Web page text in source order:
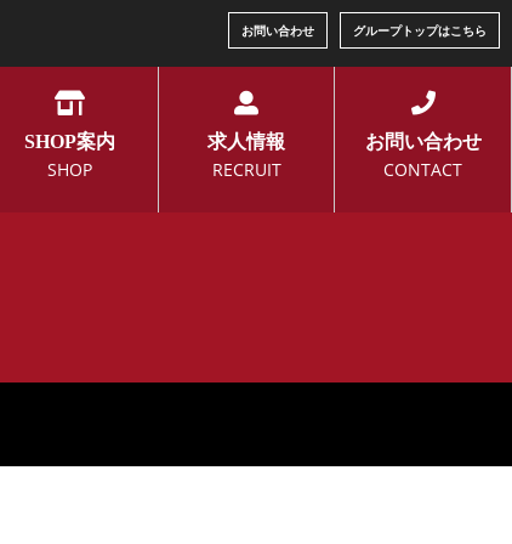
お問い合わせ グループトップはこちら
SHOP案内
SHOP
求人情報
RECRUIT
お問い合わせ
CONTACT